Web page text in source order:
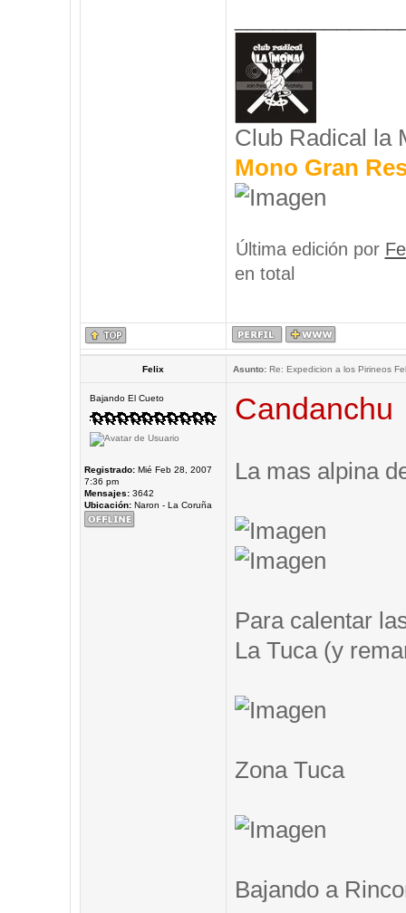
Club Radical la
Mono Gran
Última edición por
en total
Felix Asunto:Re: Expedicion a los Pirineos
Bajando El Cueto
Registrado:Mié Feb 28, 2007
7:36 pm
Mensajes:3642
Ubicación:Naron - La Coruña
Candanchu
La mas alpina
Para calentar
La Tuca (y
Zona Tuca
Bajando a